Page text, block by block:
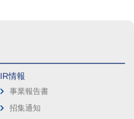
IR情報
事業報告書
招集通知